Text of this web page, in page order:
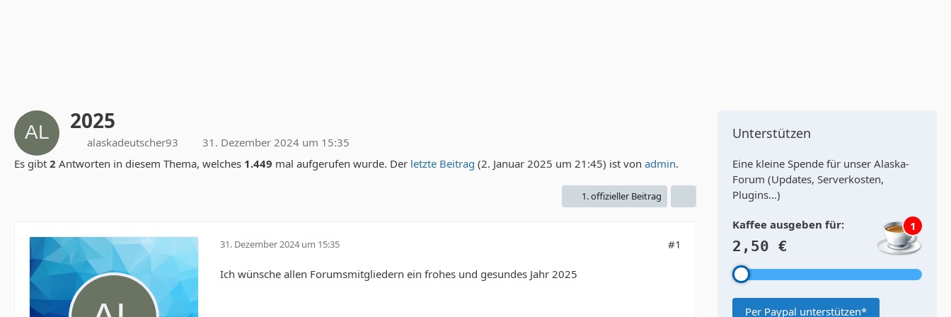
2025
alaskadeutscher93
31. Dezember 2024 um 15:35
Es gibt 2 Antworten in diesem Thema, welches 1.449 mal aufgerufen wurde. Der letzte Beitrag (2. Januar 2025 um 21:45) ist von admin.
1. offizieller Beitrag
31. Dezember 2024 um 15:35 #1
Ich wünsche allen Forumsmitgliedern ein frohes und gesundes Jahr 2025
Unterstützen
Eine kleine Spende für unser Alaska-
Forum (Updates, Serverkosten,
Plugins...)
Kaffee ausgeben für:
2,50 €
1
Per Paypal unterstützen*